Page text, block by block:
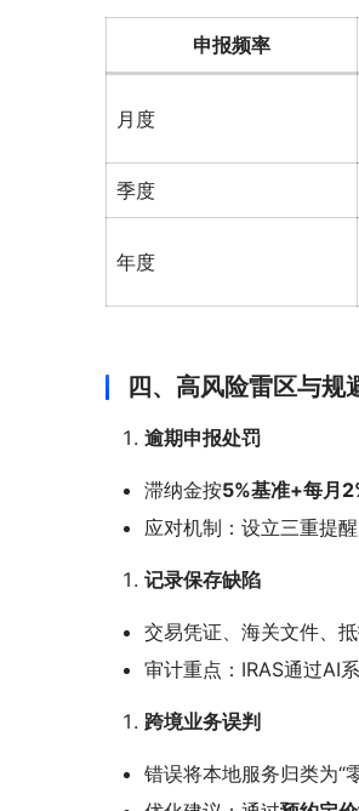
申报频率
月度
季度
年度
四、高风险雷区与规
逾期申报处罚
滞纳金按5%基准+每月
应对机制：设立三重提
记录保存缺陷
交易凭证、海关文件、
审计重点：IRAS通过AI
跨境业务误判
错误将本地服务归类为“